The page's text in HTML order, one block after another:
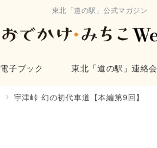
東北「道の駅」公式マガジン
電子ブック 東北「道の駅」連絡会
宇津峠 幻の初代車道【本編第9回】